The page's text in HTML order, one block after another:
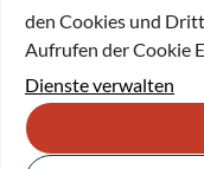
den Cookies und
Aufrufen der Cookie
Dienste verwalten
gemeinsame
zweisprachige
am Ende der Spielzeit
Begegnung von
auf der Bühne sein.